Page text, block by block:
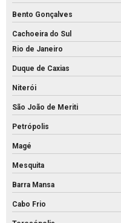
Fábrica de canos de concreto
Fábrica de meio fio de concreto
Fábrica de meio fio
Fábrica de mourão de concreto
Fábrica de palanque de concreto
Fabrica de piso intertravado
Fábrica piso tátil concreto
Fábrica de tijolos de cimento
Fábrica de tubo de concreto
Fabricante de piso intertravado
Fornecedor de piso intertravado
Bento Gonçalves
Cachoeira do Sul
Rio de Janeiro
Duque de Caxias
Niterói
São João de Meriti
Petrópolis
Magé
Mesquita
Barra Mansa
Cabo Frio